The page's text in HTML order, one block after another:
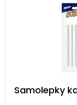
Samolepky